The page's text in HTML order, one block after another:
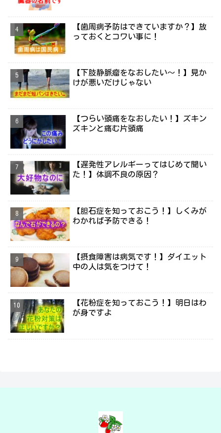
【歯周病予防はできていますか？】放
っておくとコワい事に！
【下肢静脈瘤をなおしたい～！】見か
けが悪いだけじゃない
【つらい頭痛をなおしたい！】ズキン
ズキンと痛む片頭痛
【遅発性アレルギーってはじめて聞い
た！】体調不良の原因？
【胆石症を知っておこう！】しくみが
わかれば予防できる！
【摂食障害は病気です！】ダイエット
中の人は気をつけて！
【花粉症を知っておこう！】明日はわ
が身ですよ